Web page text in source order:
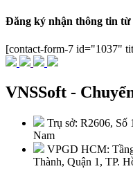
Đăng ký nhận thông tin
[contact-form-7 id="1037"
VNSSoft -
Trụ sở: R2606,
Nam
VPGD HCM:
Thành, Quận 1, TP.